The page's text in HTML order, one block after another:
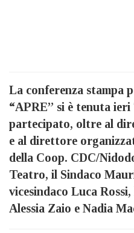
La conferenza stampa
“APRE” si è tenuta
partecipato, oltre al
e al direttore
della Coop. CDC/
Teatro, il Sindaco
vicesindaco Luca
Alessia Zaio e Nadia